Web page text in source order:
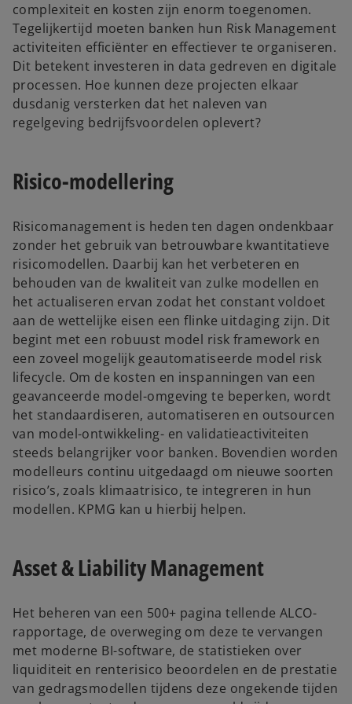
complexiteit en kosten zijn enorm toegenomen.
Tegelijkertijd moeten banken hun Risk Management
activiteiten efficiënter en effectiever te organiseren.
Dit betekent investeren in data gedreven en digitale
processen. Hoe kunnen deze projecten elkaar
dusdanig versterken dat het naleven van
regelgeving bedrijfsvoordelen oplevert?
Risico-modellering
Risicomanagement is heden ten dagen ondenkbaar
zonder het gebruik van betrouwbare kwantitatieve
risicomodellen. Daarbij kan het verbeteren en
behouden van de kwaliteit van zulke modellen en
het actualiseren ervan zodat het constant voldoet
aan de wettelijke eisen een flinke uitdaging zijn. Dit
begint met een robuust model risk framework en
een zoveel mogelijk geautomatiseerde model risk
lifecycle. Om de kosten en inspanningen van een
geavanceerde model-omgeving te beperken, wordt
het standaardiseren, automatiseren en outsourcen
van model-ontwikkeling- en validatieactiviteiten
steeds belangrijker voor banken. Bovendien worden
modelleurs continu uitgedaagd om nieuwe soorten
risico’s, zoals klimaatrisico, te integreren in hun
modellen. KPMG kan u hierbij helpen.
Asset & Liability Management
Het beheren van een 500+ pagina tellende ALCO-
rapportage, de overweging om deze te vervangen
met moderne BI-software, de statistieken over
liquiditeit en renterisico beoordelen en de prestatie
van gedragsmodellen tijdens deze ongekende tijden